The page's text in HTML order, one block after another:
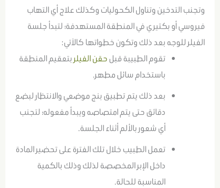
وتجنب التدخين وتناول الكحوليات وكذلك علاج أي التهاب
فيروسي أو بكتيري في المنطقة المستهدفة؛ لتبدأ جلسة
الفيلر للوجه بعد ذلك وتكون خطواتها كالآتي:
تقوم الطبيبة قبل حقن الفيلر بتعقيم المنطقة
باستخدام سائل مطهر.
بعد ذلك يتم تطبيق بنج موضعي والانتظار لبضع
دقائق حتى يتم امتصاصه ويبدأ مفعوله؛ لتجنب
أي شعور بالألم أثناء الجلسة.
تعمل الطبيب خلال تلك الفترة على تحضير المادة
داخل الإبر المخصصة لذلك وذلك بالكمية
المناسبة للحالة.